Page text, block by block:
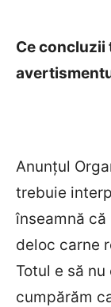
Ce concluzii
Anunțul
trebuie
înseamnă că
deloc carne
Totul e să
cumpărăm